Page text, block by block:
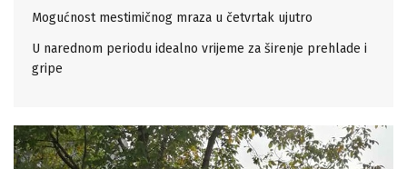
Mogućnost mestimičnog mraza u četvrtak ujutro
U narednom periodu idealno vrijeme za širenje prehlade i
gripe